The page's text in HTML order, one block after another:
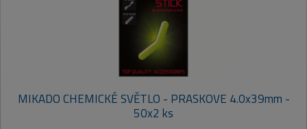
MIKADO CHEMICKÉ SVĚTLO - PRASKOVE 4.0x39mm -
50x2 ks